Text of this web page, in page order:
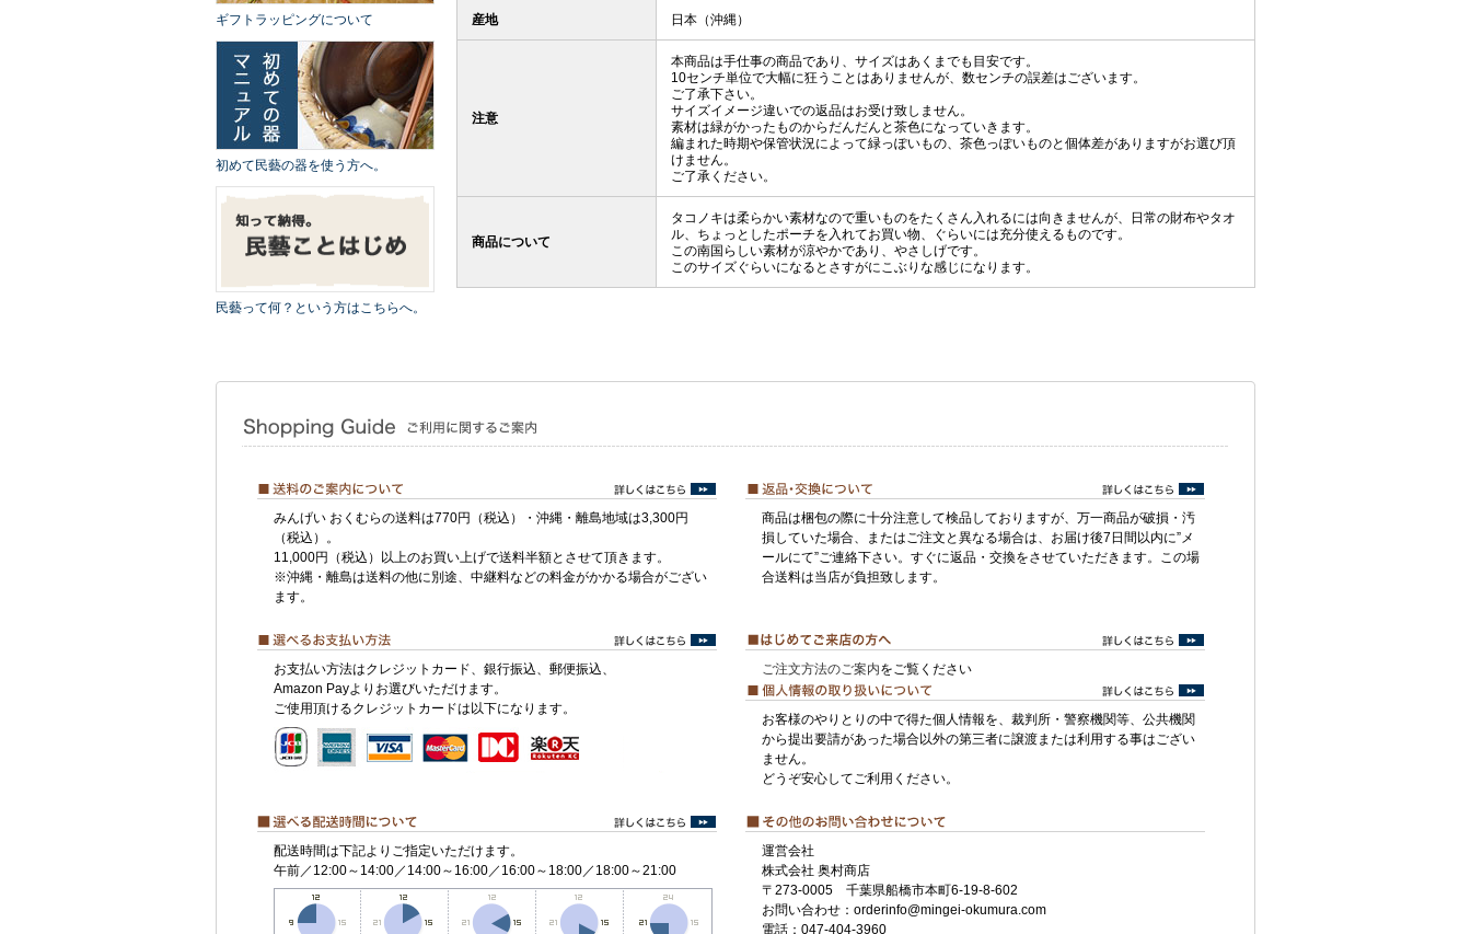
ギフトラッピングについて
初めて民藝の器を使う方へ。
民藝って何？という方はこちらへ。
産地 日本（沖縄）
注意
本商品は手仕事の商品であり、サイズはあくまでも目安です。
10センチ単位で大幅に狂うことはありませんが、数センチの誤差はございます。
ご了承下さい。
サイズイメージ違いでの返品はお受け致しません。
素材は緑がかったものからだんだんと茶色になっていきます。
編まれた時期や保管状況によって緑っぽいもの、茶色っぽいものと個体差がありますがお選び頂
けません。
ご了承ください。
商品について
タコノキは柔らかい素材なので重いものをたくさん入れるには向きませんが、日常の財布やタオ
ル、ちょっとしたポーチを入れてお買い物、ぐらいには充分使えるものです。
この南国らしい素材が涼やかであり、やさしげです。
このサイズぐらいになるとさすがにこぶりな感じになります。
みんげい おくむらの送料は770円（税込）・沖縄・離島地域は3,300円
（税込）。
11,000円（税込）以上のお買い上げで送料半額とさせて頂きます。
※沖縄・離島は送料の他に別途、中継料などの料金がかかる場合がござい
ます。
商品は梱包の際に十分注意して検品しておりますが、万一商品が破損・汚
損していた場合、またはご注文と異なる場合は、お届け後7日間以内に”メ
ールにて”ご連絡下さい。すぐに返品・交換をさせていただきます。この場
合送料は当店が負担致します。
お支払い方法はクレジットカード、銀行振込、郵便振込、
Amazon Payよりお選びいただけます。
ご使用頂けるクレジットカードは以下になります。
ご注文方法のご案内をご覧ください
お客様のやりとりの中で得た個人情報を、裁判所・警察機関等、公共機関
から提出要請があった場合以外の第三者に譲渡または利用する事はござい
ません。
どうぞ安心してご利用ください。
配送時間は下記よりご指定いただけます。
午前／12:00～14:00／14:00～16:00／16:00～18:00／18:00～21:00
運営会社
株式会社 奥村商店
〒273-0005 千葉県船橋市本町6-19-8-602
お問い合わせ：orderinfo@mingei-okumura.com
電話：047-404-3960